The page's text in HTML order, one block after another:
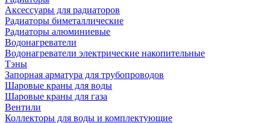
Аксессуары для радиаторов
Радиаторы биметаллические
Радиаторы алюминиевые
Водонагреватели
Водонагреватели электрические накопительные
Тэны
Запорная арматура для трубопроводов
Шаровые краны для воды
Шаровые краны для газа
Вентили
Коллекторы для воды и комплектующие